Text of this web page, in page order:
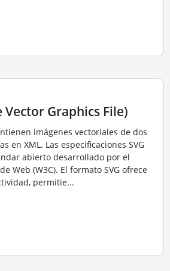
Vector Graphics File)
imágenes vectoriales de dos
en XML. Las especificaciones SVG
abierto desarrollado por el
Web (W3C). El formato SVG ofrece
permitie...